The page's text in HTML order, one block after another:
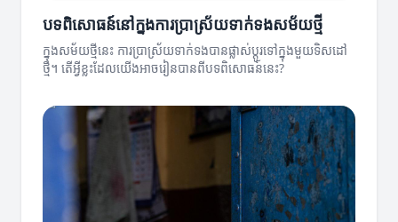
បទពិសោធន៍នៅក្នុងការប្រាស្រ័យទាក់ទងសម័យថ្មី
ក្នុងសម័យថ្មីនេះ ការប្រាស្រ័យទាក់ទងបានផ្លាស់ប្តូរទៅក្នុងមួយទិសដៅ
ថ្មី។ តើអ្វីខ្លះដែលយើងអាចរៀនបានពីបទពិសោធន៍នេះ?